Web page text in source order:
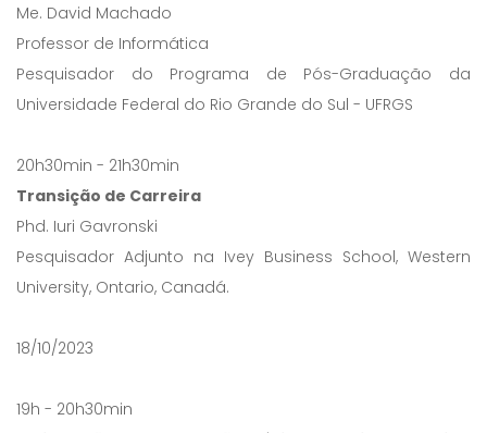
Me. David Machado
Professor de Informática
Pesquisador do Programa de Pós-Graduação da
Universidade Federal do Rio Grande do Sul - UFRGS
20h30min - 21h30min
Transição de Carreira
Phd. Iuri Gavronski
Pesquisador Adjunto na Ivey Business School, Western
University, Ontario, Canadá.
18/10/2023
19h - 20h30min